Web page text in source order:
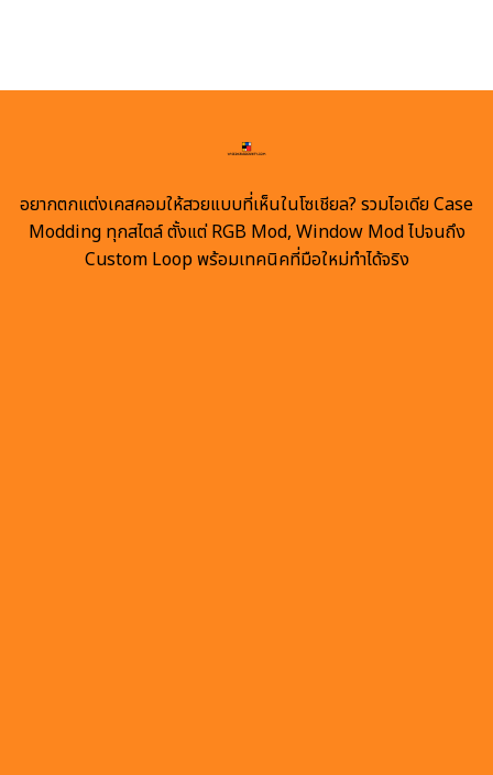
อยากตกแต่งเคสคอมให้สวยแบบที่เห็นในโซเชียล? รวมไอเดีย Case
Modding ทุกสไตล์ ตั้งแต่ RGB Mod, Window Mod ไปจนถึง
Custom Loop พร้อมเทคนิคที่มือใหม่ทำได้จริง